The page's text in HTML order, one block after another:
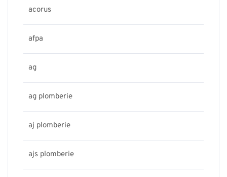
acorus
afpa
ag
ag plomberie
aj plomberie
ajs plomberie